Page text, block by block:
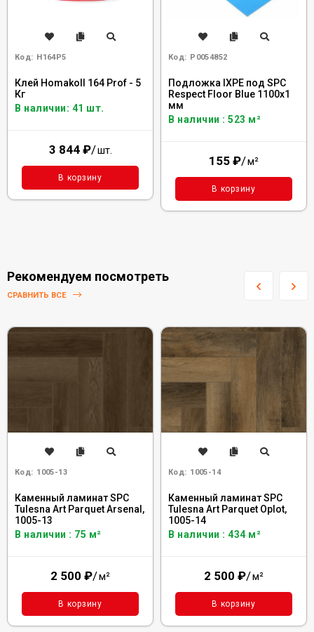
Код: H164P5
Клей Homakoll 164 Prof - 5
Кг
В наличии: 41 шт.
3 844 ₽/шт.
В корзину
Код: Р0054852
Подложка IXPE под SPC
Respect Floor Blue 1100х1
мм
В наличии : 523 м²
155 ₽/м²
В корзину
Рекомендуем посмотреть
СРАВНИТЬ ВСЕ
Код: 1005-13
Каменный ламинат SPC
Tulesna Art Parquet Arsenal,
1005-13
В наличии : 75 м²
2 500 ₽/м²
В корзину
Код: 1005-14
Каменный ламинат SPC
Tulesna Art Parquet Oplot,
1005-14
В наличии : 434 м²
2 500 ₽/м²
В корзину